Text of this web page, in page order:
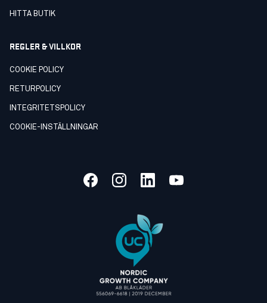
HITTA BUTIK
REGLER & VILLKOR
COOKIE POLICY
RETURPOLICY
INTEGRITETSPOLICY
COOKIE-INSTÄLLNINGAR